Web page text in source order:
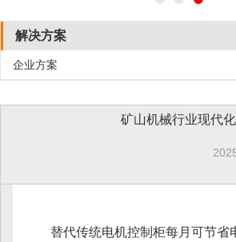
解决方案
企业方案
矿山机械行业现代
替代传统电机控制柜每月可节省